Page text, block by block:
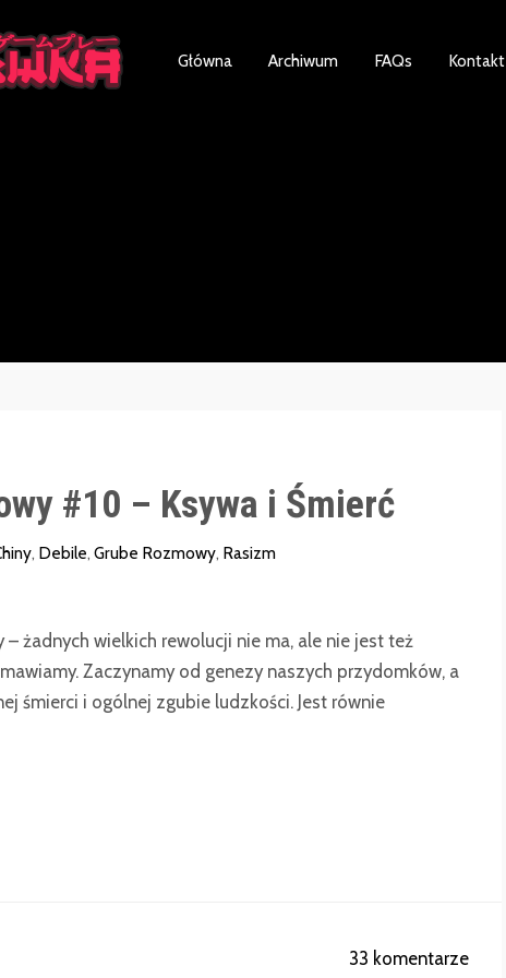
Główna Archiwum FAQs Kontakt
#10 – Ksywa i Śmierć
, Debile, Grube Rozmowy, Rasizm
żadnych wielkich rewolucji nie ma, ale nie jest też
Zaczynamy od genezy naszych przydomków, a
śmierci i ogólnej zgubie ludzkości. Jest równie
33 komentarze